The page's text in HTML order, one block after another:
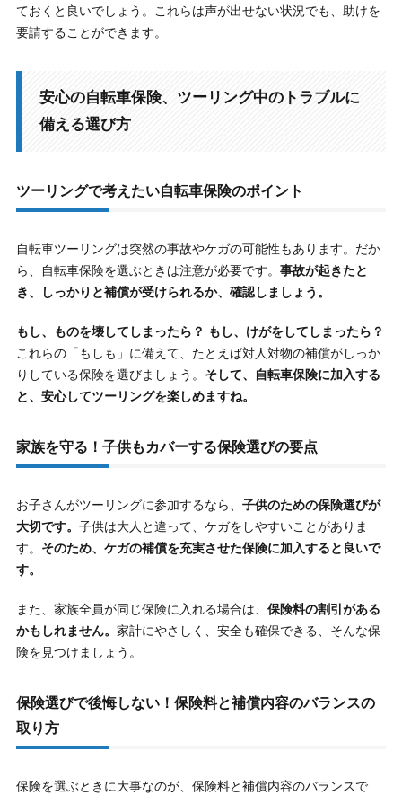
ておくと良いでしょう。これらは声が出せない状況でも、助けを
要請することができます。
安心の自転車保険、ツーリング中のトラブルに
備える選び方
ツーリングで考えたい自転車保険のポイント
自転車ツーリングは突然の事故やケガの可能性もあります。だか
ら、自転車保険を選ぶときは注意が必要です。 事故が起きたと
き、しっかりと補償が受けられるか、確認しましょう。
もし、ものを壊してしまったら？ もし、けがをしてしまったら？
これらの「もしも」に備えて、たとえば対人対物の補償がしっか
りしている保険を選びましょう。 そして、自転車保険に加入する
と、安心してツーリングを楽しめますね。
家族を守る！子供もカバーする保険選びの要点
お子さんがツーリングに参加するなら、 子供のための保険選びが
大切です。 子供は大人と違って、ケガをしやすいことがありま
す。 そのため、ケガの補償を充実させた保険に加入すると良いで
す。
また、家族全員が同じ保険に入れる場合は、 保険料の割引がある
かもしれません。 家計にやさしく、安全も確保できる、そんな保
険を見つけましょう。
保険選びで後悔しない！保険料と補償内容のバランスの
取り方
保険を選ぶときに大事なのが、保険料と補償内容のバランスで